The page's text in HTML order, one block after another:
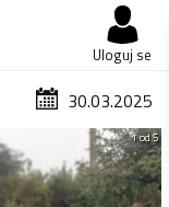
Uloguj se
30.03.2025
1 od 5